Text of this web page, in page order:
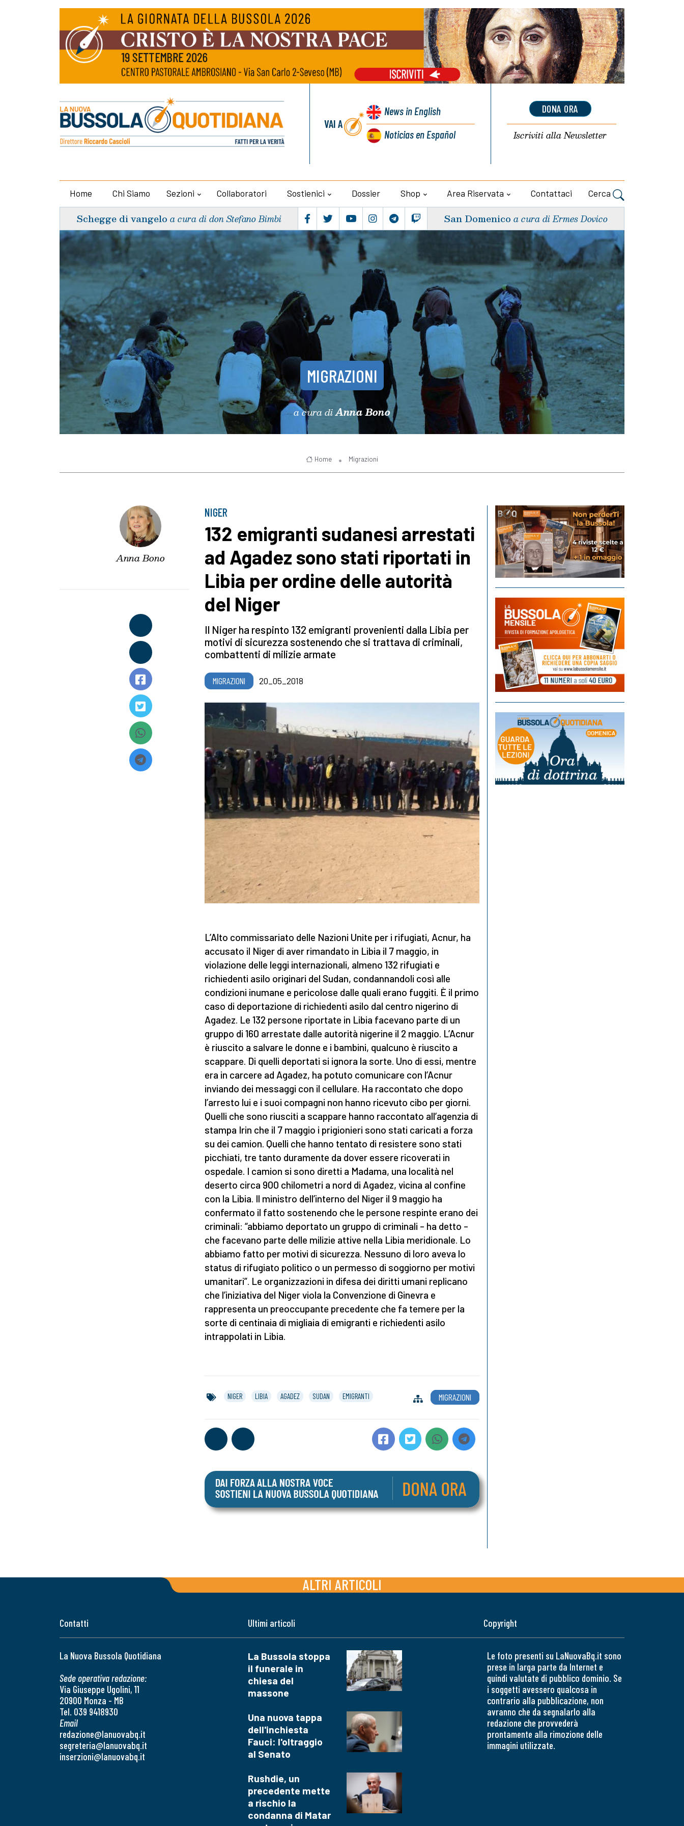
VAI A
Newsin English
Noticiasen Español
DONA ORA
Iscriviti allaNewsletter
Home Chi Siamo Sezioni Collaboratori Sostienici Dossier Shop Area Riservata Contattaci Cerca
Schegge di vangelo a cura di don Stefano Bimbi San Domenico a cura di Ermes Dovico
MIGRAZIONI
a cura diAnna Bono
Home Migrazioni
Anna Bono
NIGER
132 emigranti sudanesi arrestati
ad Agadez sono stati riportati in
Libia per ordine delle autorità
del Niger
Il Niger ha respinto 132 emigranti provenienti dalla Libia per
motivi di sicurezza sostenendo che si trattava di criminali,
combattenti di milizie armate
MIGRAZIONI 20_05_2018
L’Alto commissariato delle Nazioni Unite per i rifugiati, Acnur, ha
accusato il Niger di aver rimandato in Libia il 7 maggio, in
violazione delle leggi internazionali, almeno 132 rifugiati e
richiedenti asilo originari del Sudan, condannandoli così alle
condizioni inumane e pericolose dalle quali erano fuggiti. È il primo
caso di deportazione di richiedenti asilo dal centro nigerino di
Agadez. Le 132 persone riportate in Libia facevano parte di un
gruppo di 160 arrestate dalle autorità nigerine il 2 maggio. L’Acnur
è riuscito a salvare le donne e i bambini, qualcuno è riuscito a
scappare. Di quelli deportati si ignora la sorte. Uno di essi, mentre
era in carcere ad Agadez, ha potuto comunicare con l’Acnur
inviando dei messaggi con il cellulare. Ha raccontato che dopo
l’arresto lui e i suoi compagni non hanno ricevuto cibo per giorni.
Quelli che sono riusciti a scappare hanno raccontato all’agenzia di
stampa Irin che il 7 maggio i prigionieri sono stati caricati a forza
su dei camion. Quelli che hanno tentato di resistere sono stati
picchiati, tre tanto duramente da dover essere ricoverati in
ospedale. I camion si sono diretti a Madama, una località nel
deserto circa 900 chilometri a nord di Agadez, vicina al confine
con la Libia. Il ministro dell’interno del Niger il 9 maggio ha
confermato il fatto sostenendo che le persone respinte erano dei
criminali: “abbiamo deportato un gruppo di criminali – ha detto –
che facevano parte delle milizie attive nella Libia meridionale. Lo
abbiamo fatto per motivi di sicurezza. Nessuno di loro aveva lo
status di rifugiato politico o un permesso di soggiorno per motivi
umanitari”. Le organizzazioni in difesa dei diritti umani replicano
che l’iniziativa del Niger viola la Convenzione di Ginevra e
rappresenta un preoccupante precedente che fa temere per la
sorte di centinaia di migliaia di emigranti e richiedenti asilo
intrappolati in Libia.
NIGER LIBIA AGADEZ SUDAN EMIGRANTI MIGRAZIONI
ALTRI ARTICOLI
Contatti
La Nuova Bussola Quotidiana
Sede operativa redazione:
Via Giuseppe Ugolini, 11
20900 Monza - MB
Tel. 039 9418930
Email
redazione@lanuovabq.it
segreteria@lanuovabq.it
inserzioni@lanuovabq.it
Ultimi articoli
La Bussola stoppa
il funerale in
chiesa del
massone
Una nuova tappa
dell'inchiesta
Fauci: l'oltraggio
al Senato
Rushdie, un
precedente mette
a rischio la
condanna di Matar
Copyright
Le foto presenti su LaNuovaBq.it sono
prese in larga parte da Internet e
quindi valutate di pubblico dominio. Se
i soggetti avessero qualcosa in
contrario alla pubblicazione, non
avranno che da segnalarlo alla
redazione che provvederà
prontamente alla rimozione delle
immagini utilizzate.